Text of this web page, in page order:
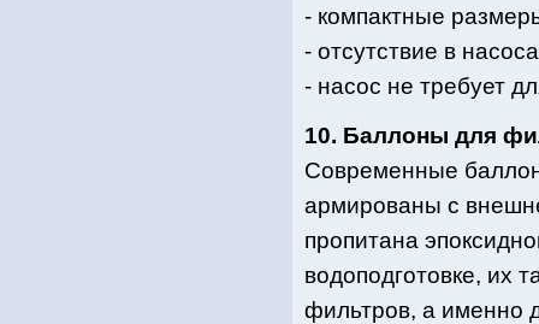
- компактные
- отсутствие в
- насос не требует
10. Баллоны для
Современные
армированы с
пропитана
водоподготовке, их
фильтров, а именно